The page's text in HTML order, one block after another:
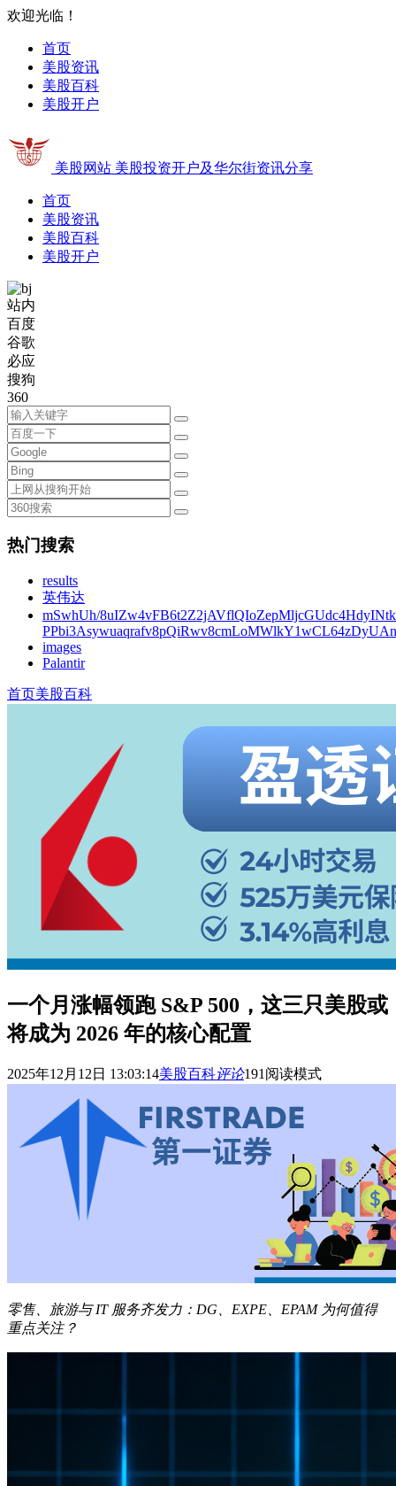
欢迎光临！
首页
美股资讯
美股百科
美股开户
美股网站 美股投资开户及华尔街资讯分享
首页
美股资讯
美股百科
美股开户
站内
百度
谷歌
必应
搜狗
360
热门搜索
results
英伟达
mSwhUh/
images
Palantir
首页美股百科
一个月涨幅领跑 S&P 500，这三只美股或
将成为 2026 年的核心配置
2025年12月12日 13:03:14美股百科评论191 阅读模式
零售、旅游与 IT 服务齐发力：DG、EXPE、EPAM 为何值得
重点关注？